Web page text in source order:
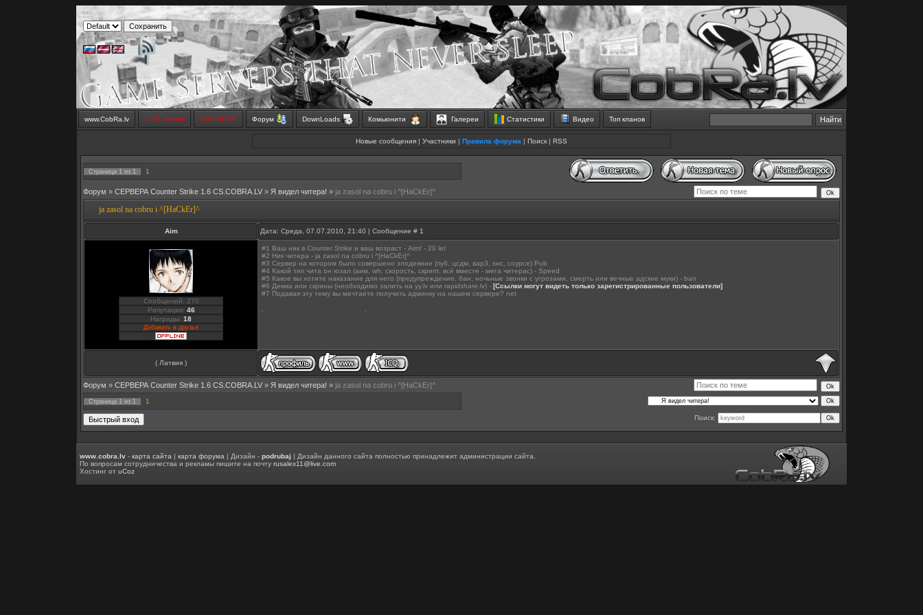
www.CobRa.lv LIVE Stream SMS SHOP Форум DownLoads Комьюнити Галереи Статистики Видео Топ кланов
Новые сообщения | Участники | Правила форума | Поиск | RSS
Страница 1 из 1 1
Форум » СЕРВЕРА Counter Strike 1.6 CS.COBRA.LV » Я видел читера! » ja zasol na cobru i ^[HaCkEr]^
ja zasol na cobru i ^[HaCkEr]^
Aim Дата: Среда, 07.07.2010, 21:40 | Сообщение # 1
Сообщений: 270
Репутация: 46
Награды: 18
Добавить в друзья
#1 Ваш ник в Counter Strike и ваш возраст - Aim! - 20 let
#2 Ник читера - ja zasol na cobru i ^[HaCkEr]^
#3 Сервер на котором было совершено злодеяние (пуб, цсдм, вар3, хнс, соурсе) Pub
#4 Какой тип чита он юзал (аим, wh, скорость, скрипт, всё вместе - мега читерас) - Speed
#5 Какое вы хотите наказание для него (предупреждение, бан, ночьные звонки с угрозами, смерть или вечные адские муки) - ban
#6 Демка или скрины (необходимо залить на yy.lv или rapidshare.lv) - [Ссылки могут видеть только зарегистрированные пользователи]
#7 Подавая эту тему вы мечтаете получить админку на нашем сервере? net
( Латвия )
Форум » СЕРВЕРА Counter Strike 1.6 CS.COBRA.LV » Я видел читера! » ja zasol na cobru i ^[HaCkEr]^
Страница 1 из 1 1
Поиск:
www.cobra.lv - карта сайта | карта форума | Дизайн - podrubaj | Дизайн данного сайта полностью принадлежит администрации сайта.
По вопросам сотрудничества и рекламы пишите на почту rusalex11@live.com
Хостинг от uCoz